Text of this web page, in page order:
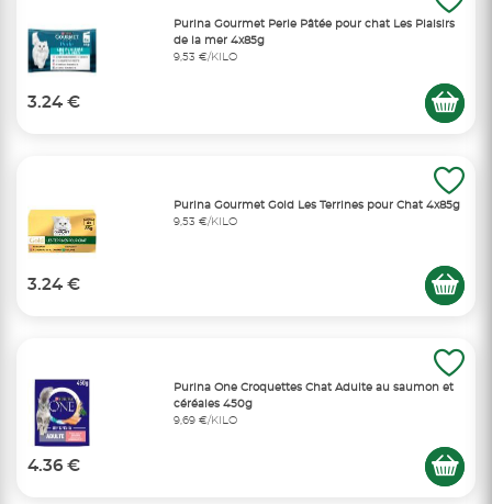
Purina Gourmet Perle Pâtée pour chat Les Plaisirs
de la mer 4x85g
9,53 €/KILO
3.24 €
Purina Gourmet Gold Les Terrines pour Chat 4x85g
9,53 €/KILO
3.24 €
Purina One Croquettes Chat Adulte au saumon et
céréales 450g
9,69 €/KILO
4.36 €